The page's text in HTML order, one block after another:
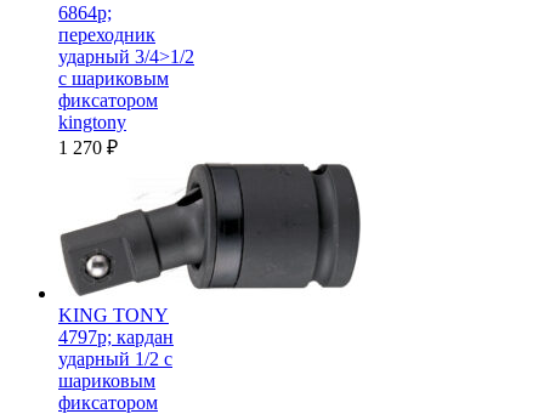
6864p;
переходник
ударный 3/4>1/2
с шариковым
фиксатором
kingtony
1 270 ₽
KING TONY
4797p; кардан
ударный 1/2 с
шариковым
фиксатором